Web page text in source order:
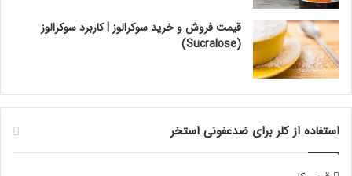
قیمت فروش و خرید سوکرالوز | کاربرد سوکرالوز
(Sucralose)
استفاده از کلر برای ضدعفونی استخر